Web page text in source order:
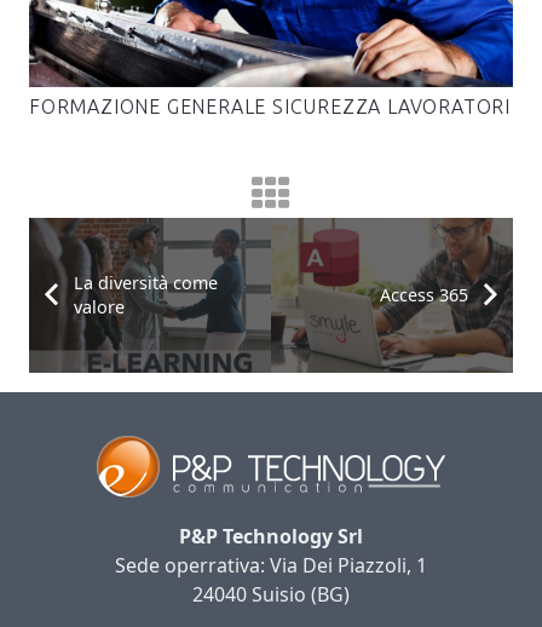
FORMAZIONE GENERALE SICUREZZA LAVORATORI
La diversità come
valore
Access 365
P&P Technology Srl
Sede operrativa: Via Dei Piazzoli, 1
24040 Suisio (BG)